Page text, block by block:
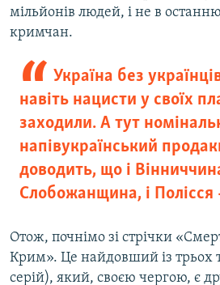
мільйонів людей, і не в
кримчан.
Україна без
навіть нацисти у своїх
заходили. А тут
напівукраїнський
доводить, що і
Слобожанщина, і Полісся
Отож, почнімо зі стрічки
Крим». Це найдовший із трьох
серій), який, своєю чергою, є